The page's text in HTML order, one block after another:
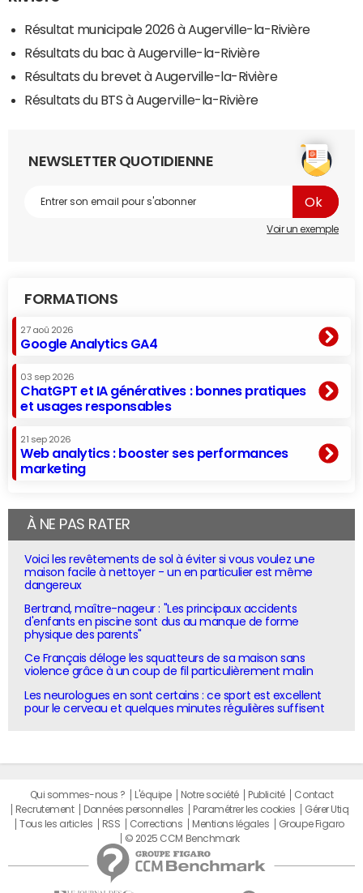
Résultat municipale 2026 à Augerville-la-Rivière
Résultats du bac à Augerville-la-Rivière
Résultats du brevet à Augerville-la-Rivière
Résultats du BTS à Augerville-la-Rivière
NEWSLETTER QUOTIDIENNE
Voir un exemple
FORMATIONS
27 aoû 2026
Google Analytics GA4
03 sep 2026
ChatGPT et IA génératives : bonnes pratiques
et usages responsables
21 sep 2026
Web analytics : booster ses performances
marketing
À NE PAS RATER
Voici les revêtements de sol à éviter si vous voulez une
maison facile à nettoyer - un en particulier est même
dangereux
Bertrand, maître-nageur : "Les principaux accidents
d'enfants en piscine sont dus au manque de forme
physique des parents"
Ce Français déloge les squatteurs de sa maison sans
violence grâce à un coup de fil particulièrement malin
Les neurologues en sont certains : ce sport est excellent
pour le cerveau et quelques minutes régulières suffisent
Qui sommes-nous ? L'équipe Notre société Publicité
Contact
Recrutement
Données personnelles Paramétrer les cookies
Gérer Utiq
Tous les articles
RSS Corrections Mentions légales
Groupe Figaro
© 2025 CCM Benchmark